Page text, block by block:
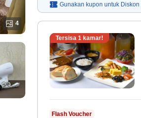
4
Gunakan kupon untuk Diskon
Tersisa 1 kamar!
Flash Voucher